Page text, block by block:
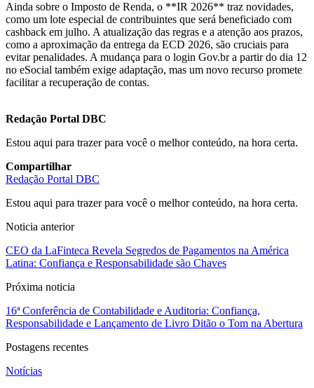
Ainda sobre o Imposto de Renda, o **IR 2026** traz novidades,
como um lote especial de contribuintes que será beneficiado com
cashback em julho. A atualização das regras e a atenção aos prazos,
como a aproximação da entrega da ECD 2026, são cruciais para
evitar penalidades. A mudança para o login Gov.br a partir do dia 12
no eSocial também exige adaptação, mas um novo recurso promete
facilitar a recuperação de contas.
Redação Portal DBC
Estou aqui para trazer para você o melhor conteúdo, na hora certa.
Compartilhar
Redação Portal DBC
Estou aqui para trazer para você o melhor conteúdo, na hora certa.
Noticia anterior
CEO da LaFinteca Revela Segredos de Pagamentos na América
Latina: Confiança e Responsabilidade são Chaves
Próxima noticia
16ª Conferência de Contabilidade e Auditoria: Confiança,
Responsabilidade e Lançamento de Livro Ditão o Tom na Abertura
Postagens recentes
Notícias